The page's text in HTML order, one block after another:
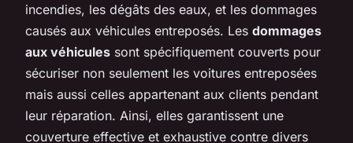
incendies, les dégâts des eaux, et les dommages
causés aux véhicules entreposés. Les dommages
aux véhicules sont spécifiquement couverts pour
sécuriser non seulement les voitures entreposées
mais aussi celles appartenant aux clients pendant
leur réparation. Ainsi, elles garantissent une
couverture effective et exhaustive contre divers